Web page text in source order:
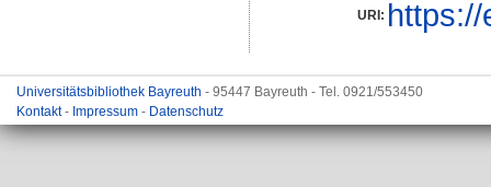
URI:
Universitätsbibliothek Bayreuth - 95447 Bayreuth - Tel. 0921/553450
Kontakt- Impressum - Datenschutz